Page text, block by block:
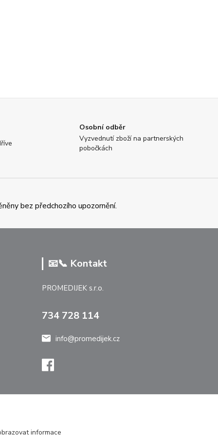
Osobní odběr
Vyzvednutí zboží na partnerských
pobočkách
bez předchozího upozornění.
📧📞 Kontakt
PROMEDIJEK s.r.o.
734 728 114
info@promedijek.cz
informace